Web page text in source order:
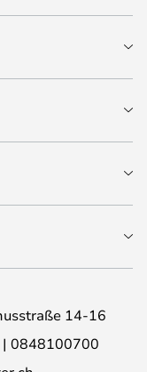
14-16
0848100700